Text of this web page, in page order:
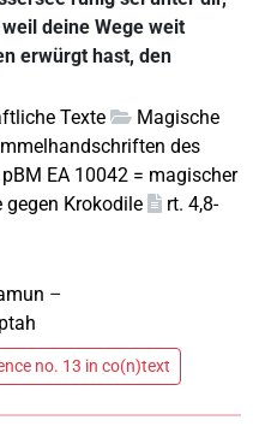
deine Wege weit
erwürgt hast, den
Texte
Magische
des
EA 10042 = magischer
gegen Krokodile
rt. 4,8-
–
no. 13 in co(n)text